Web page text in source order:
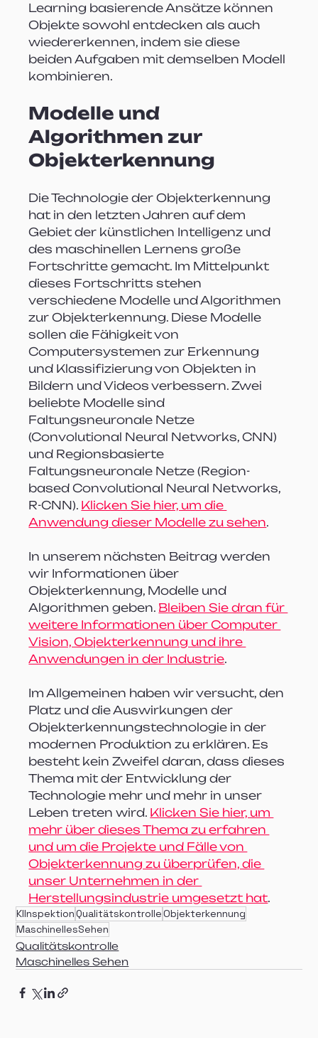
Learning basierende Ansätze können
Objekte sowohl entdecken als auch
wiedererkennen, indem sie diese
beiden Aufgaben mit demselben Modell
kombinieren.
Modelle und
Algorithmen zur
Objekterkennung
Die Technologie der Objekterkennung
hat in den letzten Jahren auf dem
Gebiet der künstlichen Intelligenz und
des maschinellen Lernens große
Fortschritte gemacht. Im Mittelpunkt
dieses Fortschritts stehen
verschiedene Modelle und Algorithmen
zur Objekterkennung. Diese Modelle
sollen die Fähigkeit von
Computersystemen zur Erkennung
und Klassifizierung von Objekten in
Bildern und Videos verbessern. Zwei
beliebte Modelle sind
Faltungsneuronale Netze
(Convolutional Neural Networks, CNN)
und Regionsbasierte
Faltungsneuronale Netze (Region-
based Convolutional Neural Networks,
R-CNN). Klicken Sie hier, um die
Anwendung dieser Modelle zu sehen.
In unserem nächsten Beitrag werden
wir Informationen über
Objekterkennung, Modelle und
Algorithmen geben. Bleiben Sie dran für
weitere Informationen über Computer
Vision, Objekterkennung und ihre
Anwendungen in der Industrie.
Im Allgemeinen haben wir versucht, den
Platz und die Auswirkungen der
Objekterkennungstechnologie in der
modernen Produktion zu erklären. Es
besteht kein Zweifel daran, dass dieses
Thema mit der Entwicklung der
Technologie mehr und mehr in unser
Leben treten wird. Klicken Sie hier, um
mehr über dieses Thema zu erfahren
und um die Projekte und Fälle von
Objekterkennung zu überprüfen, die
unser Unternehmen in der
Herstellungsindustrie umgesetzt hat.
KIInspektionQualitätskontrolleObjekterkennung
MaschinellesSehen
Qualitätskontrolle
Maschinelles Sehen